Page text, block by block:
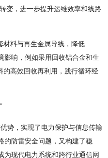
变，进一步提升运维效率和线路
材料与再生金属导线，降低
影响，例如采用回收铝合金和生
高效回收再利用，践行循环经
势，实现了电力保护与信息传输
的防雷安全问题，又构建了稳
为现代电力系统和跨行业通信网